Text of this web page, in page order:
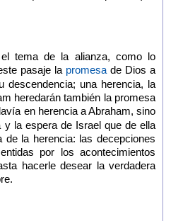
tema de la alianza, como lo
pasaje la promesa de Dios a
descendencia; una herencia, la
heredarán también la promesa
en herencia a Abraham, sino
la espera de Israel que de ella
de la herencia: las decepciones
por los acontecimientos
hacerle desear la verdadera